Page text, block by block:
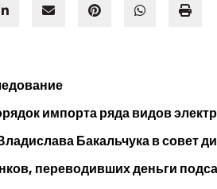
импорта ряда видов
Бакальчука в совет
переводивших деньги